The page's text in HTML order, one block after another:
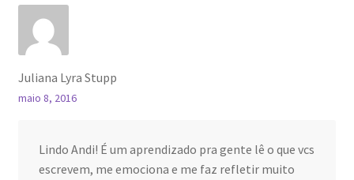
Juliana Lyra Stupp
maio 8, 2016
Lindo Andi! É um aprendizado pra gente lê o que vcs
escrevem, me emociona e me faz refletir muito